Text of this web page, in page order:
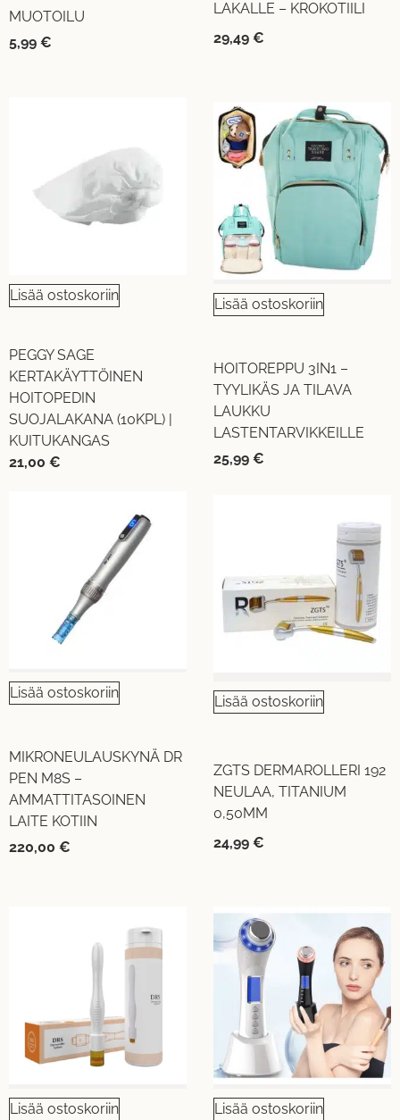
MUOTOILU
5,99 €
LAKALLE – KROKOTIILI
29,49 €
Lisää ostoskoriin
PEGGY SAGE
KERTAKÄYTTÖINEN
HOITOPEDIN
SUOJALAKANA (10KPL) |
KUITUKANGAS
21,00 €
Lisää ostoskoriin
HOITOREPPU 3IN1 –
TYYLIKÄS JA TILAVA
LAUKKU
LASTENTARVIKKEILLE
25,99 €
Lisää ostoskoriin
MIKRONEULAUSKYNÄ DR
PEN M8S –
AMMATTITASOINEN
LAITE KOTIIN
220,00 €
Lisää ostoskoriin
ZGTS DERMAROLLERI 192
NEULAA, TITANIUM
0,50MM
24,99 €
Lisää ostoskoriin Lisää ostoskoriin